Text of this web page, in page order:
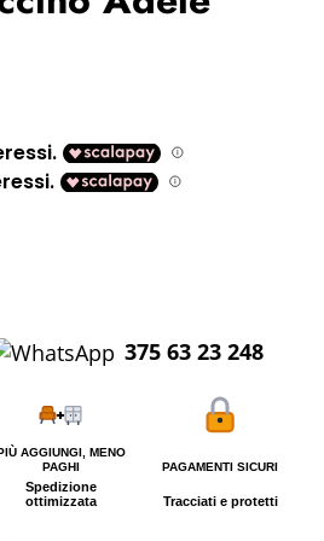
375 63 23 248
AGGIUNGI, MENO
PAGHI
Spedizione
ottimizzata
PAGAMENTI SICURI
Tracciati e protetti